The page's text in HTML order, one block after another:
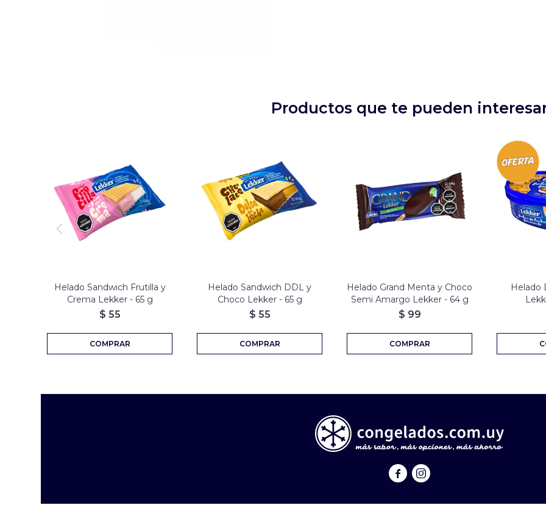
Productos que te pueden
Helado Sandwich Frutilla y
Crema Lekker - 65 g
$ 55
Helado Sandwich DDL y
Choco Lekker - 65 g
$ 55
Helado Grand Menta y Choco
Semi Amargo Lekker - 64 g
$ 99
Helado
 